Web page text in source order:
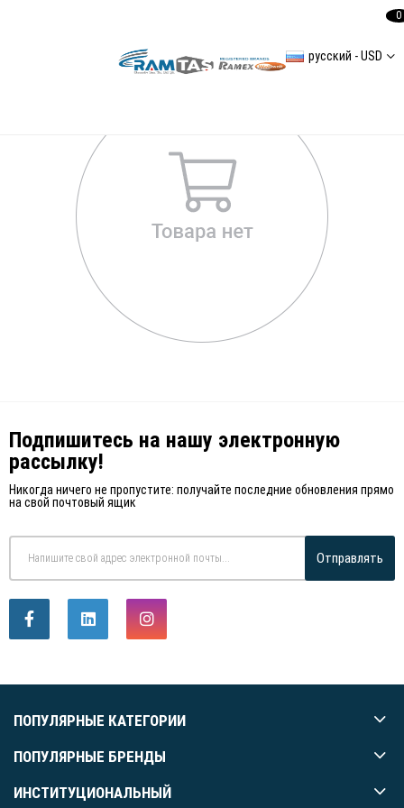
русский - USD
0
A4(8E2B6) Arka Aks Burçları
Подпишитесь на нашу электронную
рассылку!
Никогда ничего не пропустите: получайте последние обновления прямо
на свой почтовый ящик
Отправлять
ПОПУЛЯРНЫЕ КАТЕГОРИИ
ПОПУЛЯРНЫЕ БРЕНДЫ
ИНСТИТУЦИОНАЛЬНЫЙ